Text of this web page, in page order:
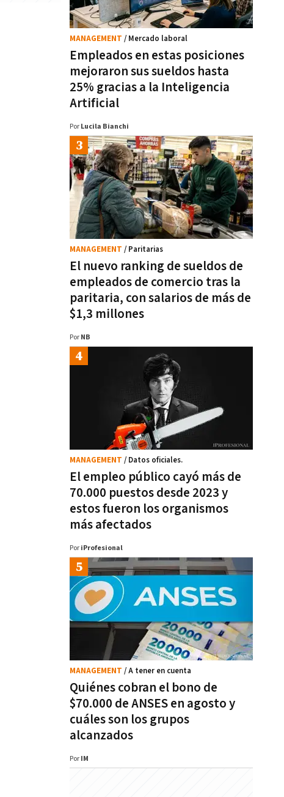
Empleados en estas posiciones
mejoraron sus sueldos hasta
25% gracias a la Inteligencia
Artificial
MANAGEMENT / Mercado laboral
Por Lucila Bianchi
El nuevo ranking de sueldos de
empleados de comercio tras la
paritaria, con salarios de más de
$1,3 millones
MANAGEMENT / Paritarias
Por NB
El empleo público cayó más de
70.000 puestos desde 2023 y
estos fueron los organismos
más afectados
MANAGEMENT / Datos oficiales.
Por iProfesional
Quiénes cobran el bono de
$70.000 de ANSES en agosto y
cuáles son los grupos
alcanzados
MANAGEMENT / A tener en cuenta
Por IM